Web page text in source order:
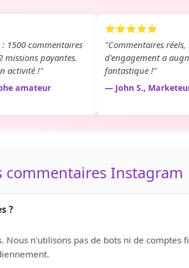
1500 commentaires
payantes.
activité !"
amateur
⭐⭐⭐⭐⭐
"Commentaires
d'engagement a
fantastique !"
— John S.,
Instagram
?
n'utilisons pas de bots ni de comptes